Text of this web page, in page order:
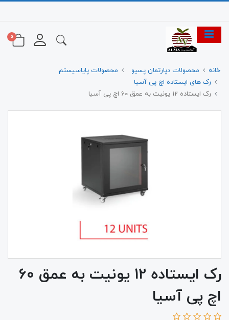
0
خانه محصولات دپارتمان پسیو
محصولات پایاسیستم
رک های ایستاده اچ پی آسیا
رک ایستاده 12 یونیت به عمق 60 اچ پی آسیا
رک ایستاده 12 یونیت به عمق 60
اچ پی آسیا